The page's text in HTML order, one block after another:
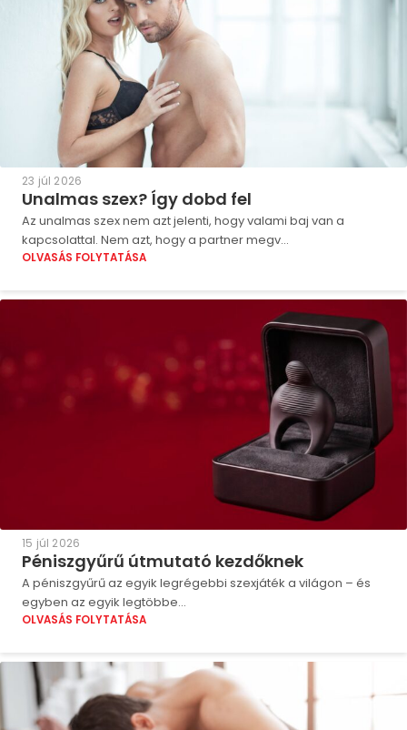
23 júl 2026
Unalmas szex? Így dobd fel
Az unalmas szex nem azt jelenti, hogy valami baj van a
kapcsolattal. Nem azt, hogy a partner megv...
OLVASÁS FOLYTATÁSA
15 júl 2026
Péniszgyűrű útmutató kezdőknek
A péniszgyűrű az egyik legrégebbi szexjáték a világon – és
egyben az egyik legtöbbe...
OLVASÁS FOLYTATÁSA